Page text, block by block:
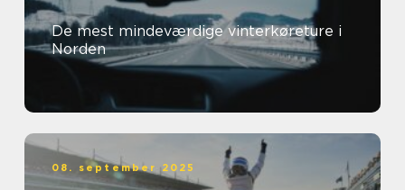
De mest mindeværdige vinterkøreture i
Norden
08. september 2025